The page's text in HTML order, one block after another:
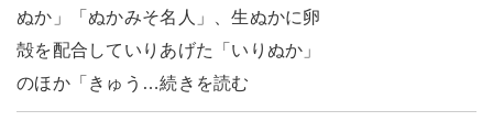
ぬか」「ぬかみそ名人」、生ぬかに卵
殻を配合していりあげた「いりぬか」
のほか「きゅう…続きを読む